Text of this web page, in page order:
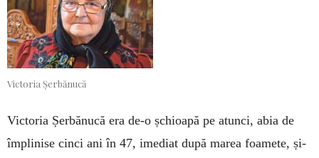
Victoria Șerbănucă
Victoria Șerbănucă era de-o șchioapă pe atunci, abia de
împlinise cinci ani în 47, imediat după marea foamete, și-